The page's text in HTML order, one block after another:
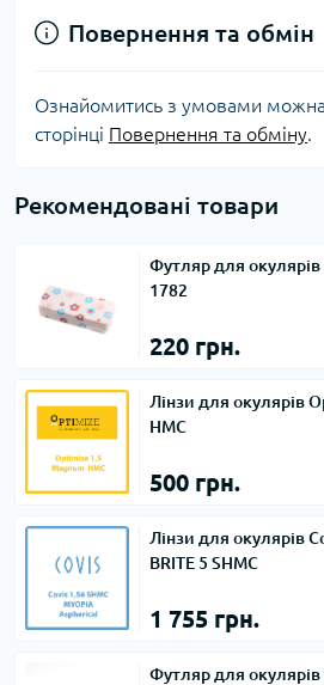
Повернення та обмін
Ознайомитись з умовами
сторінці Повернення та обміну
Рекомендовані товари
Футляр для
1782
220 грн.
Лінзи для окулярів
HMC
500 грн.
Лінзи для окулярів
BRITE 5 SHMC
1 755 грн.
Футляр для